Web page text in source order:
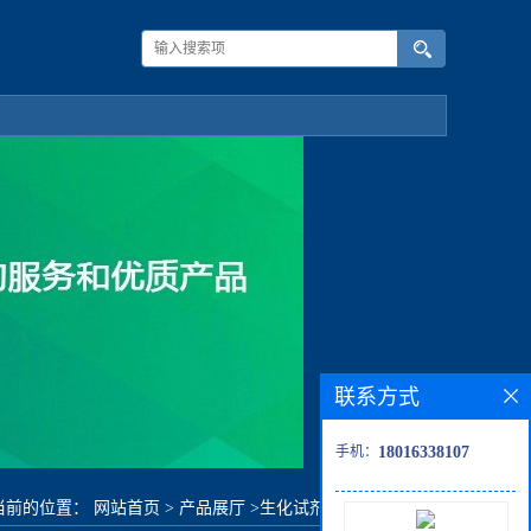
前的位置： 网站首页 > 产品展厅 >生化试剂 2,6-二氟甲苯
联系方式
手机： 18016338107